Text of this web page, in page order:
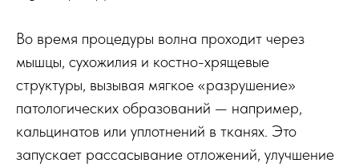
Во время процедуры волна проходит через
мышцы, сухожилия и костно-хрящевые
структуры, вызывая мягкое «разрушение»
патологических образований — например,
кальцинатов или уплотнений в тканях. Это
запускает рассасывание отложений, улучшение